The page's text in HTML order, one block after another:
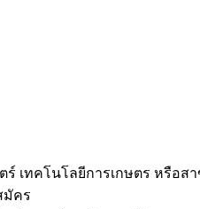
ร์ เทคโนโลยีการเกษตร หรือ
มัคร